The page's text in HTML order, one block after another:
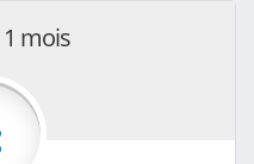
mois